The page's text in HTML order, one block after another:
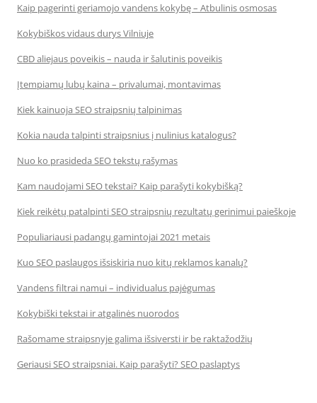
Kaip pagerinti geriamojo vandens kokybę – Atbulinis osmosas
Kokybiškos vidaus durys Vilniuje
CBD aliejaus poveikis – nauda ir šalutinis poveikis
Įtempiamų lubų kaina – privalumai, montavimas
Kiek kainuoja SEO straipsnių talpinimas
Kokia nauda talpinti straipsnius į nulinius katalogus?
Nuo ko prasideda SEO tekstų rašymas
Kam naudojami SEO tekstai? Kaip parašyti kokybišką?
Kiek reikėtų patalpinti SEO straipsnių rezultatų gerinimui paieškoje
Populiariausi padangų gamintojai 2021 metais
Kuo SEO paslaugos išsiskiria nuo kitų reklamos kanalų?
Vandens filtrai namui – individualus pajėgumas
Kokybiški tekstai ir atgalinės nuorodos
Rašomame straipsnyje galima išsiversti ir be raktažodžių
Geriausi SEO straipsniai. Kaip parašyti? SEO paslaptys